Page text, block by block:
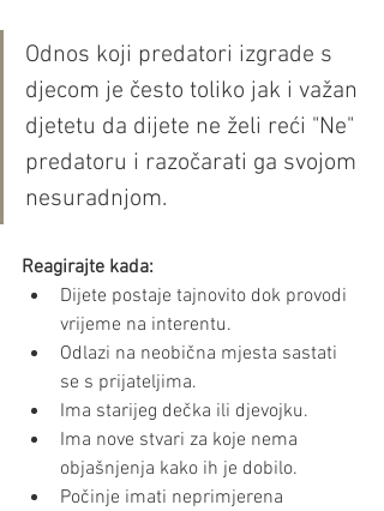
Odnos koji predatori izgrade s
djecom je često toliko jak i važan
djetetu da dijete ne želi reći "Ne"
predatoru i razočarati ga svojom
nesuradnjom.
Reagirajte kada:
Dijete postaje tajnovito dok provodi
vrijeme na interentu.
Odlazi na neobična mjesta sastati
se s prijateljima.
Ima starijeg dečka ili djevojku.
Ima nove stvari za koje nema
objašnjenja kako ih je dobilo.
Počinje imati neprimjerena